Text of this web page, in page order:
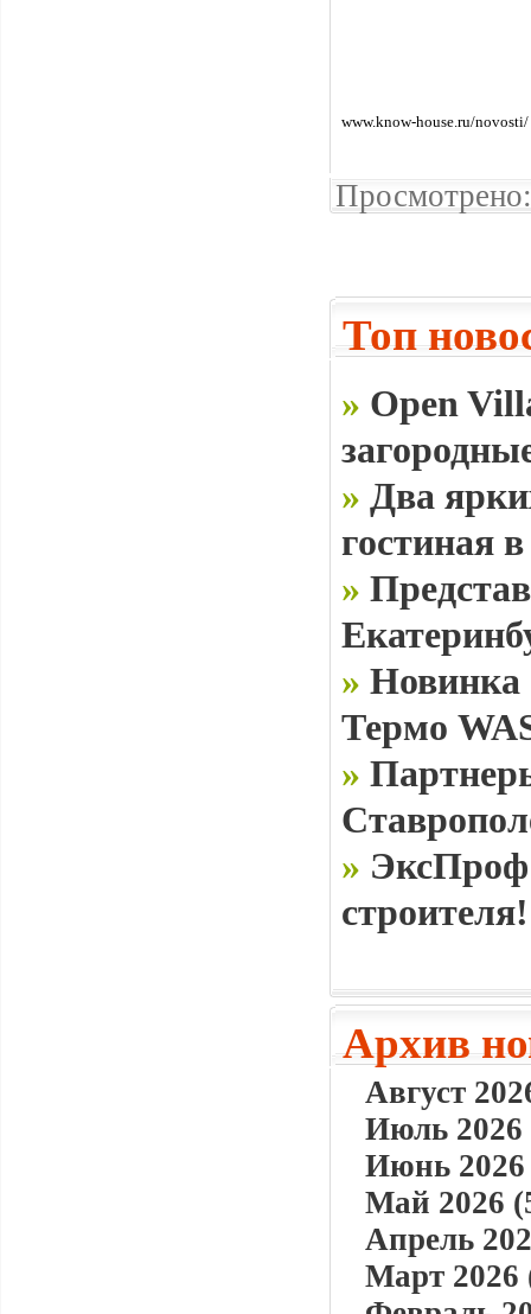
www.know-house.ru/novosti/
Топ
» Open
» Два
гостиная
»
» Новинка
Термо
»
» ЭксПроф
строителя!
Архив
Август
Июль 2026
Июнь 2026
Май 2026
Апрель
Март 2026